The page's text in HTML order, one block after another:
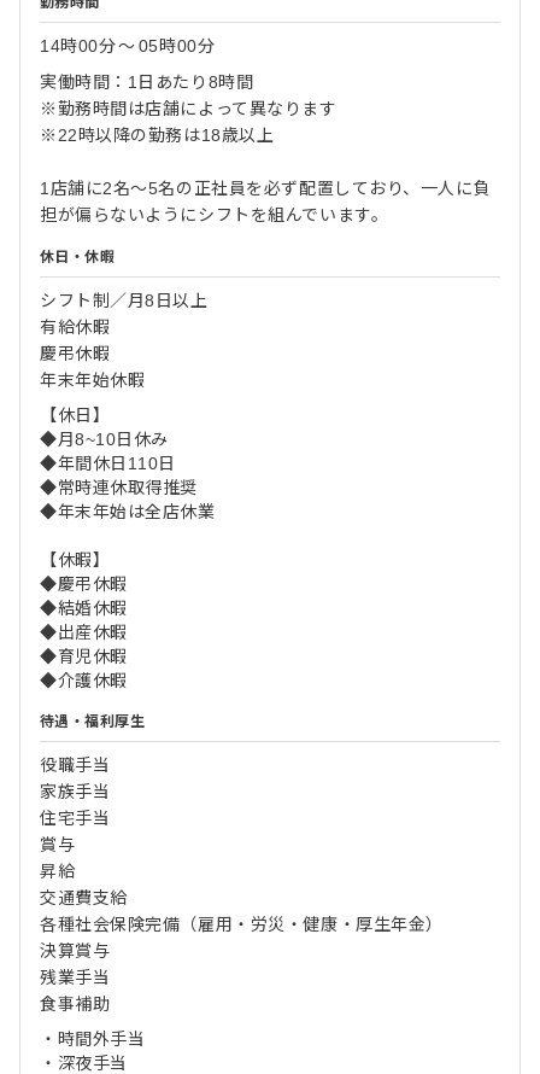
14時00分〜05時00分
実働時間：1日あたり8時間
※勤務時間は店舗によって異なります
※22時以降の勤務は18歳以上
1店舗に2名〜5名の正社員を必ず配置しており、一人に負
担が偏らないようにシフトを組んでいます。
休日・休暇
シフト制／月8日以上
有給休暇
慶弔休暇
年末年始休暇
【休日】
◆月8~10日休み
◆年間休日110日
◆常時連休取得推奨
◆年末年始は全店休業
【休暇】
◆慶弔休暇
◆結婚休暇
◆出産休暇
◆育児休暇
◆介護休暇
待遇・福利厚生
役職手当
家族手当
住宅手当
賞与
昇給
交通費支給
各種社会保険完備（雇用・労災・健康・厚生年金）
決算賞与
残業手当
食事補助
・時間外手当
・深夜手当